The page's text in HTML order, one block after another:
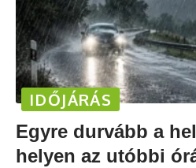
IDŐJÁRÁS
Egyre durvább a
helyen az utóbbi